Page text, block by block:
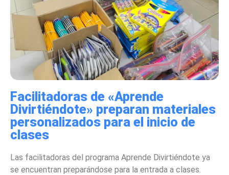
Facilitadoras de «Aprende
Divirtiéndote» preparan materiales
personalizados para el inicio de
clases
Las facilitadoras del programa Aprende Divirtiéndote ya
se encuentran preparándose para la entrada a clases.